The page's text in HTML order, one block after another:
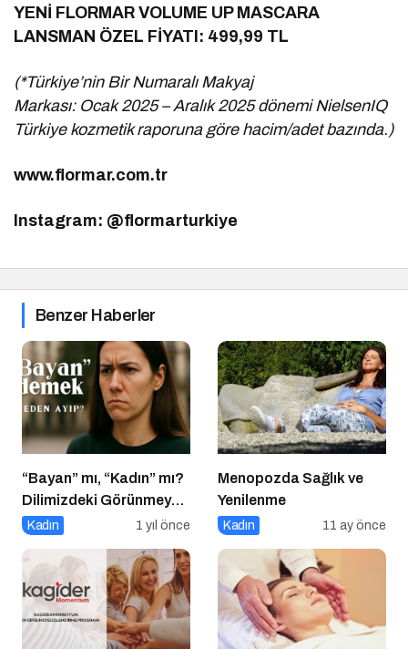
YENİ FLORMAR VOLUME UP MASCARA
LANSMAN ÖZEL FİYATI: 499,99 TL
(*Türkiye’nin Bir Numaralı Makyaj
Markası: Ocak 2025 – Aralık 2025 dönemi NielsenIQ
Türkiye kozmetik raporuna göre hacim/adet bazında.)
www.flormar.com.tr
Instagram: @flormarturkiye
Benzer Haberler
“Bayan” mı, “Kadın” mı?
Dilimizdeki Görünmeyen
Cinsiyet Ayrımı
Kadın 1 yıl önce
Menopozda Sağlık ve
Yenilenme
Kadın 11 ay önce